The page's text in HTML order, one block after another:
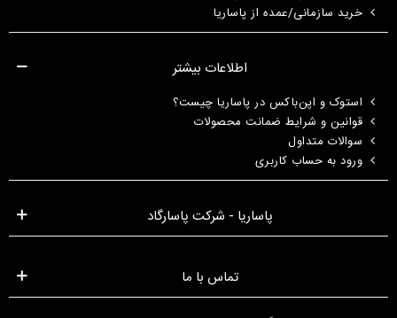
خرید سازمانی/عمده از پاساریا
اطلاعات بیشتر
استوک و اپن‌باکس در پاساریا چیست؟
قوانین و شرایط ضمانت محصولات
سوالات متداول
ورود به حساب کاربری
پاساریا - شرکت پاسارگاد
تماس با ما